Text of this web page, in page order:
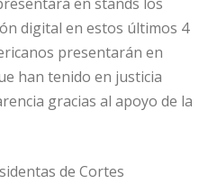
digital en estos últimos 4
presentarán en
han tenido en justicia
gracias al apoyo de la
de Cortes